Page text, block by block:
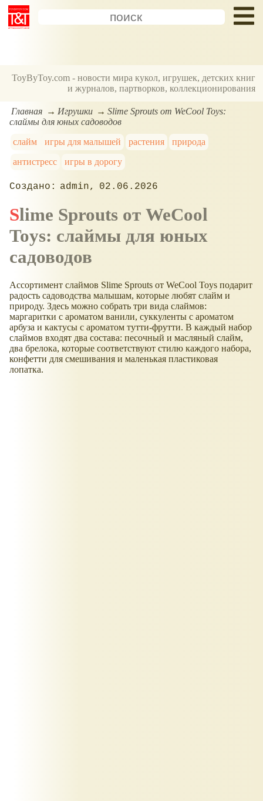
ToyByToy.com - новости мира кукол, игрушек, детских книг
и журналов, партворков, коллекционирования
Главная Игрушки
Slime Sprouts от WeCool Toys:
слаймы для юных садоводов
слайм
игры для малышей растения
природа
антистресс
игры в дорогу
admin 02.06.2026
Slime Sprouts от WeCool
Toys: слаймы для юных
садоводов
Ассортимент слаймов Slime Sprouts от WeCool Toys подарит
радость садоводства малышам, которые любят слайм и
природу. Здесь можно собрать три вида слаймов:
маргаритки с ароматом ванили, суккуленты с ароматом
арбуза и кактусы с ароматом тутти-фрутти. В каждый набор
слаймов входят два состава: песочный и масляный слайм,
два брелока, которые соответствуют стилю каждого набора,
конфетти для смешивания и маленькая пластиковая
лопатка.